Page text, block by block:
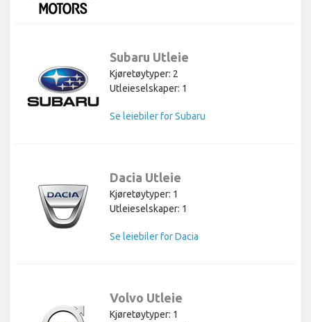
Subaru Utleie
Kjøretøytyper: 2
Utleieselskaper: 1
Se leiebiler for Subaru
Dacia Utleie
Kjøretøytyper: 1
Utleieselskaper: 1
Se leiebiler for Dacia
Volvo Utleie
Kjøretøytyper: 1